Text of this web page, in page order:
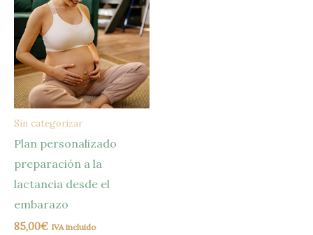
Sin categorizar
Plan personalizado
preparación a la
lactancia desde el
embarazo
85,00€ IVA incluido